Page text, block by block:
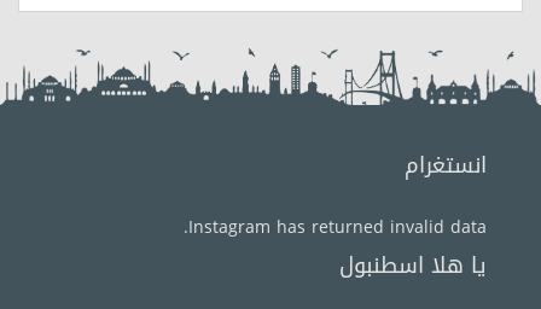
انستغرام
Instagram has returned invalid data.
يا هلا اسطنبول